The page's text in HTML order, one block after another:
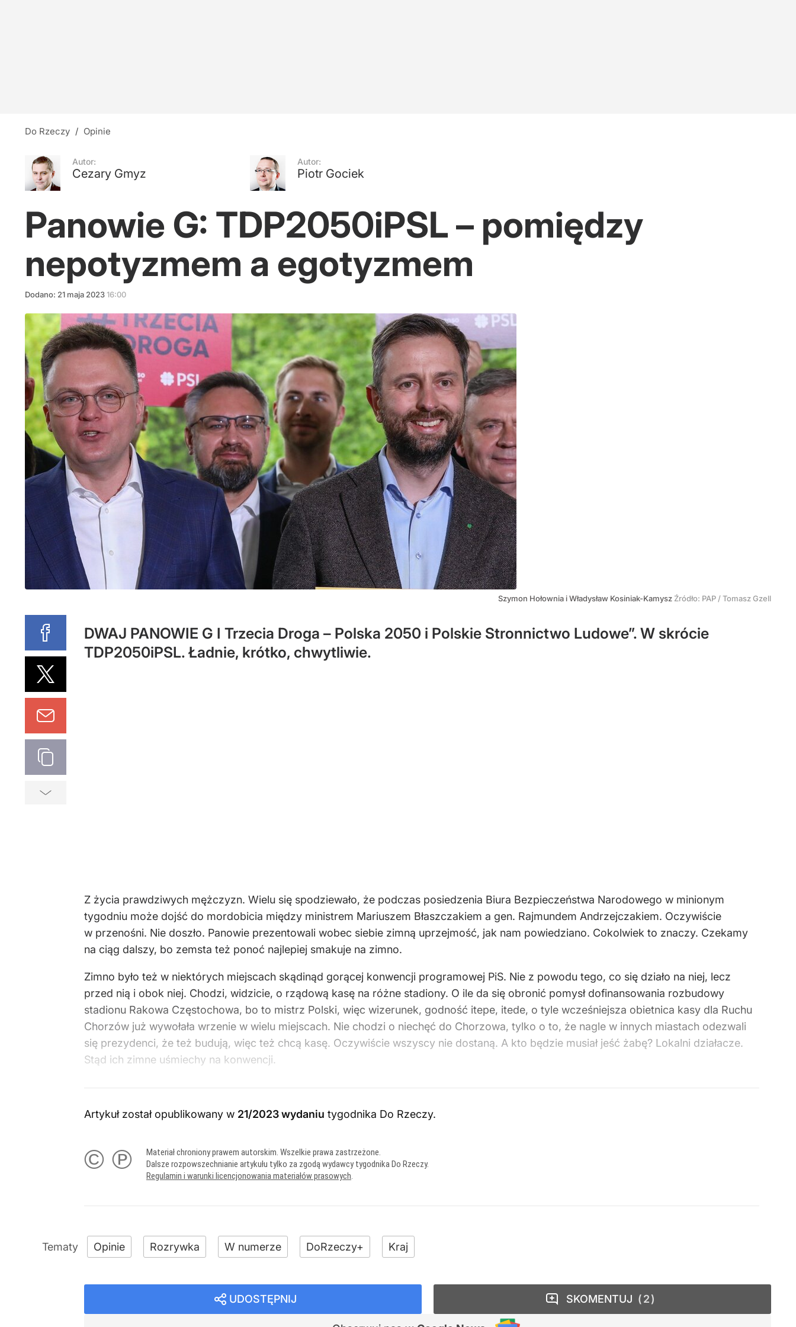
dodaj
Do Rzeczy / Opinie
Autor:
Cezary Gmyz
Autor:
Piotr Gociek
Panowie G: TDP2050iPSL – pomiędzy
nepotyzmem a egotyzmem
Dodano: 21 maja 202316:00
Szymon Hołownia i Władysław Kosiniak-Kamysz Źródło: PAP /Tomasz Gzell
DWAJ PANOWIE G I Trzecia Droga – Polska 2050 i Polskie Stronnictwo Ludowe”. W skrócie
TDP2050iPSL. Ładnie, krótko, chwytliwie.
Z życia prawdziwych mężczyzn. Wielu się spodziewało, że podczas posiedzenia Biura Bezpieczeństwa Narodowego w minionym
tygodniu może dojść do mordobicia między ministrem Mariuszem Błaszczakiem a gen. Rajmundem Andrzejczakiem. Oczywiście
w przenośni. Nie doszło. Panowie prezentowali wobec siebie zimną uprzejmość, jak nam powiedziano. Cokolwiek to znaczy. Czekamy
na ciąg dalszy, bo zemsta też ponoć najlepiej smakuje na zimno.
Zimno było też w niektórych miejscach skądinąd gorącej konwencji programowej PiS. Nie z powodu tego, co się działo na niej, lecz
przed nią i obok niej. Chodzi, widzicie, o rządową kasę na różne stadiony. O ile da się obronić pomysł dofinansowania rozbudowy
stadionu Rakowa Częstochowa, bo to mistrz Polski, więc wizerunek, godność itepe, itede, o tyle wcześniejsza obietnica kasy dla Ruchu
Chorzów już wywołała wrzenie w wielu miejscach. Nie chodzi o niechęć do Chorzowa, tylko o to, że nagle w innych miastach odezwali
się prezydenci, że też budują, więc też chcą kasę. Oczywiście wszyscy nie dostaną. A kto będzie musiał jeść żabę? Lokalni działacze.
Stąd ich zimne uśmiechy na konwencji.
Artykuł został opublikowany w 21/2023 wydaniu tygodnika Do Rzeczy.
© ℗
Materiał chroniony prawem autorskim. Wszelkie prawa zastrzeżone.
Dalsze rozpowszechnianie artykułu tylko za zgodą wydawcy tygodnika Do Rzeczy.
Regulamin i warunki licencjonowania materiałów prasowych.
Opinie Rozrywka W numerze DoRzeczy+ Kraj
UDOSTĘPNIJ SKOMENTUJ 2